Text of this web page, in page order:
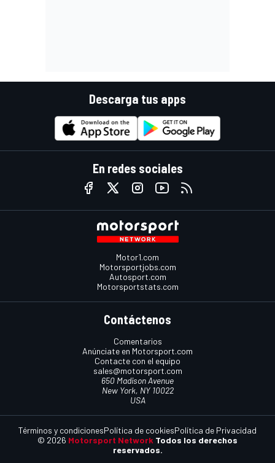
Descarga tus apps
En redes sociales
Motor1.com
Motorsportjobs.com
Autosport.com
Motorsportstats.com
Contáctenos
Comentarios
Anúnciate en Motorsport.com
Contacte con el equipo
sales@motorsport.com
650 Madison Avenue
New York, NY 10022
USA
© 2026 Motorsport Network Todos los derechos
reservados.
Términos y condicionesPolítica de cookiesPolítica de Privacidad